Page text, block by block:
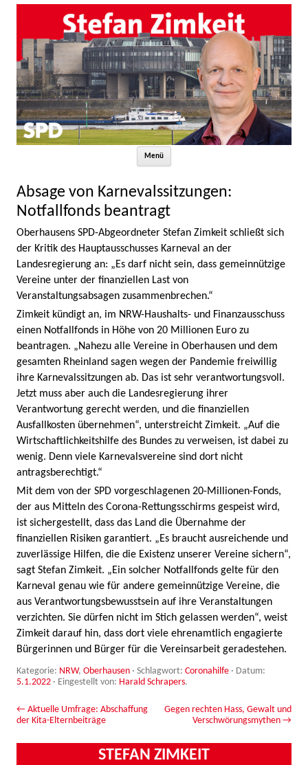
Menü
Absage von Karnevalssitzungen:
Notfallfonds beantragt
Oberhausens SPD-Abgeordneter Stefan Zimkeit schließt sich
der Kritik des Hauptausschusses Karneval an der
Landesregierung an: „Es darf nicht sein, dass gemeinnützige
Vereine unter der finanziellen Last von
Veranstaltungsabsagen zusammenbrechen.“
Zimkeit kündigt an, im NRW-Haushalts- und Finanzausschuss
einen Notfallfonds in Höhe von 20 Millionen Euro zu
beantragen. „Nahezu alle Vereine in Oberhausen und dem
gesamten Rheinland sagen wegen der Pandemie freiwillig
ihre Karnevalssitzungen ab. Das ist sehr verantwortungsvoll.
Jetzt muss aber auch die Landesregierung ihrer
Verantwortung gerecht werden, und die finanziellen
Ausfallkosten übernehmen“, unterstreicht Zimkeit. „Auf die
Wirtschaftlichkeitshilfe des Bundes zu verweisen, ist dabei zu
wenig. Denn viele Karnevalsvereine sind dort nicht
antragsberechtigt.“
Mit dem von der SPD vorgeschlagenen 20-Millionen-Fonds,
der aus Mitteln des Corona-Rettungsschirms gespeist wird,
ist sichergestellt, dass das Land die Übernahme der
finanziellen Risiken garantiert. „Es braucht ausreichende und
zuverlässige Hilfen, die die Existenz unserer Vereine sichern“,
sagt Stefan Zimkeit. „Ein solcher Notfallfonds gelte für den
Karneval genau wie für andere gemeinnützige Vereine, die
aus Verantwortungsbewusstsein auf ihre Veranstaltungen
verzichten. Sie dürfen nicht im Stich gelassen werden“, weist
Zimkeit darauf hin, dass dort viele ehrenamtlich engagierte
Bürgerinnen und Bürger für die Vereinsarbeit geradestehen.
Kategorie: NRW, Oberhausen · Schlagwort: Coronahilfe · Datum:
5.1.2022 · Eingestellt von: Harald Schrapers.
Beitrags-Navigation
← Aktuelle Umfrage: Abschaffung
der Kita-Elternbeiträge
Gegen rechten Hass, Gewalt und
Verschwörungsmythen →
STEFAN ZIMKEIT